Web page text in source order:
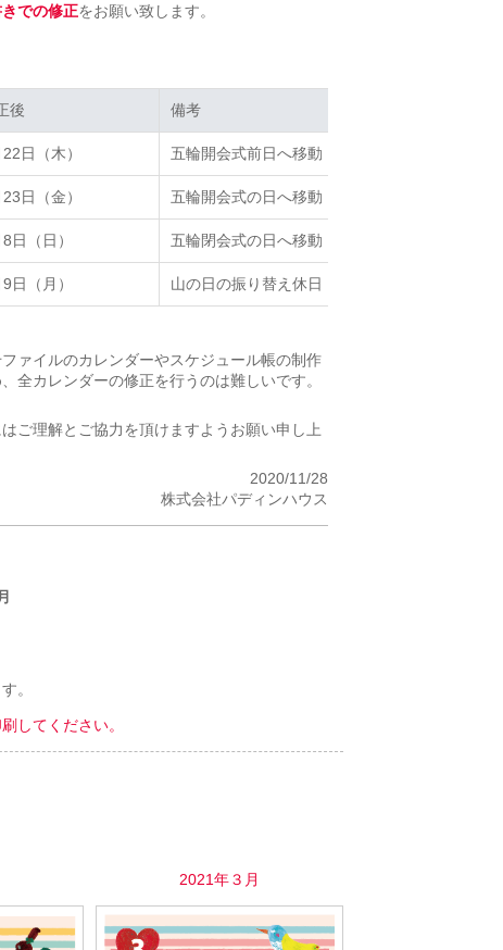
での修正をお願い致します。
後 備考
日（木） 五輪開会式前日へ移動
日（金） 五輪開会式の日へ移動
日（日） 五輪閉会式の日へ移動
日（月） 山の日の振り替え休日
後 備考
ァイルのカレンダーやスケジュール帳の制作
全カレンダーの修正を行うのは難しいです。
ご理解とご協力を頂けますようお願い申し上
2020/11/28
株式会社パディンハウス
。
してください。
2021年３月